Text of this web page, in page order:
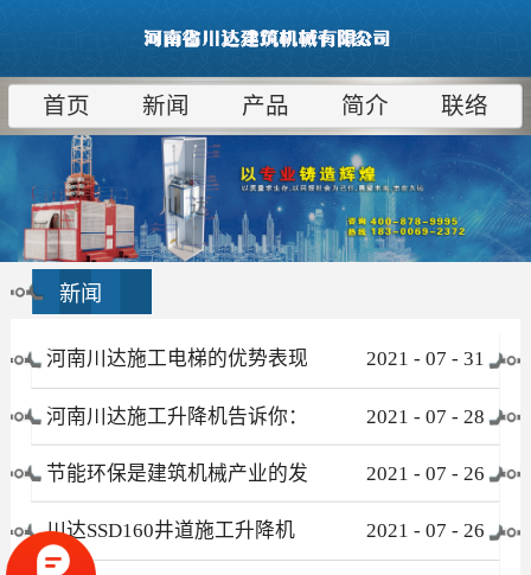
首页 新闻 产品 简介 联络
新闻
河南川达施工电梯的优势表现
在哪些方面
2021 - 07 - 31
河南川达施工升降机告诉你：
为什么租赁比采购更合算
2021 - 07 - 28
节能环保是建筑机械产业的发
展趋势
2021 - 07 - 26
川达SSD160井道施工升降机 2021 - 07 - 26